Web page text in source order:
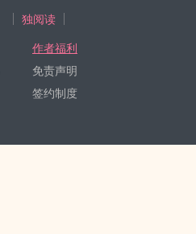
独阅读
作者福利
免责声明
签约制度